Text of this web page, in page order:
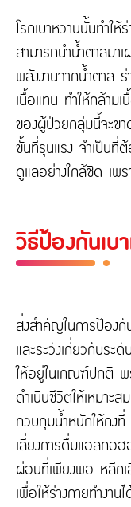
โรคเบาหวานนั้นทำใ
สามารถนำน้ำตาลมา
พลังงานจากน้ำตาล
เนื้อแทน ทำให้กล้าม
ของผู้ป่วยกลุ่มนี้จะข
ขั้นที่รุนแรง จำเป็นที่
ดูแลอย่างใกล้ชิด เพ
วิธีป้องกันเบ
สิ่งสำคัญในการป้อง
และระวังเกี่ยวกับระ
ให้อยู่ในเกณฑ์ปกติ
ดำเนินชีวิตให้เหมาะ
ควบคุมน้ำหนักให้คง
เลี่ยงการดื่มแอลกอ
ผ่อนที่เพียงพอ หลีก
เพื่อให้ร่างกายทำงา